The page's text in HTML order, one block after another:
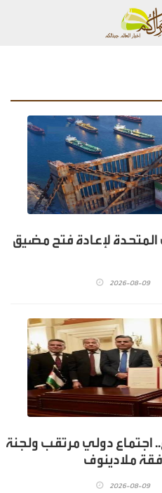
المتحدة لإعادة فتح مضيق
2026-08-09
اجتماع دولي مرتقب ولجنة
ملادينوف
2026-08-09